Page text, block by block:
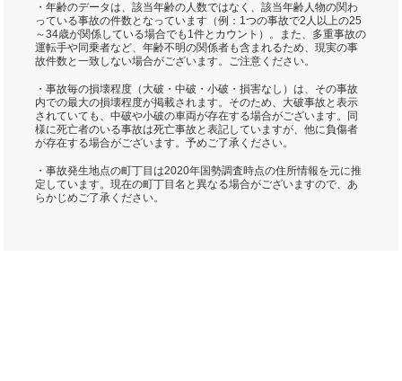
・年齢のデータは、該当年齢の人数ではなく、該当年齢人物の関わ
っている事故の件数となっています（例：1つの事故で2人以上の25
～34歳が関係している場合でも1件とカウント）。また、多重事故の
運転手や同乗者など、年齢不明の関係者も含まれるため、現実の事
故件数と一致しない場合がございます。ご注意ください。
・事故毎の損壊程度（大破・中破・小破・損害なし）は、その事故
内での最大の損壊程度が掲載されます。そのため、大破事故と表示
されていても、中破や小破の車両が存在する場合がございます。同
様に死亡者のいる事故は死亡事故と表記していますが、他に負傷者
が存在する場合がございます。予めご了承ください。
・事故発生地点の町丁目は2020年国勢調査時点の住所情報を元に推
定しています。現在の町丁目名と異なる場合がございますので、あ
らかじめご了承ください。